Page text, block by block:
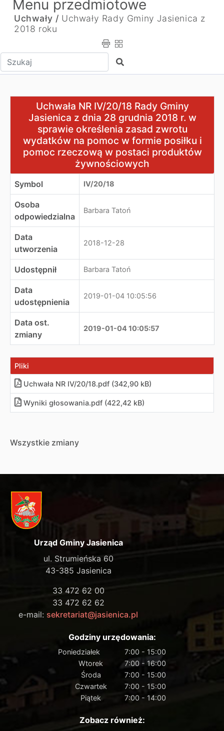
Menu przedmiotowe
Uchwały / Uchwały Rady Gminy Jasienica z
2018 roku
Wpisz tekst do wyszukania Szukaj
Uchwała NR IV/20/18 Rady Gminy Jasienica z dnia
Uchwała NR IV/20/18 Rady Gminy
Jasienica z dnia 28 grudnia 2018 r. w
sprawie określenia zasad zwrotu
wydatków na pomoc w formie posiłku i
pomoc rzeczową w postaci produktów
żywnościowych
Symbol IV/20/18
Osoba
odpowiedzialna
Barbara Tatoń
Data
utworzenia
2018-12-28
Udostępnił Barbara Tatoń
Data
udostępnienia
2019-01-04 10:05:56
Data ost.
zmiany
2019-01-04 10:05:57
Pliki
Uchwała NR IV/20/18.pdf (342,90 kB)
Wyniki głosowania.pdf (422,42 kB)
Wszystkie zmiany
Urząd Gminy Jasienica
ul. Strumieńska 60
43-385 Jasienica
33 472 62 00
33 472 62 62
e-mail: sekretariat@jasienica.pl
Godziny urzędowania:
Poniedziałek
7:00 - 15:00
Wtorek
7:00 - 16:00
Środa
7:00 - 15:00
Czwartek
7:00 - 15:00
Piątek
7:00 - 14:00
Zobacz również: